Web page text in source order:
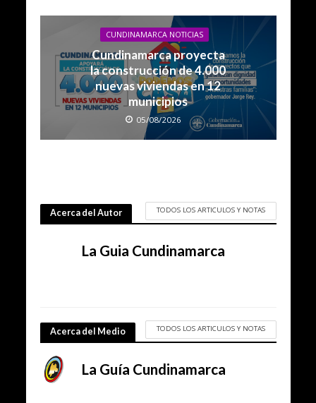
CUNDINAMARCA NOTICIAS
Cundinamarca proyecta
la construcción de 4.000
nuevas viviendas en 12
municipios
05/08/2026
Acerca del Autor TODOS LOS ARTICULOS Y NOTAS
La Guia Cundinamarca
Acerca del Medio TODOS LOS ARTICULOS Y NOTAS
La Guía Cundinamarca